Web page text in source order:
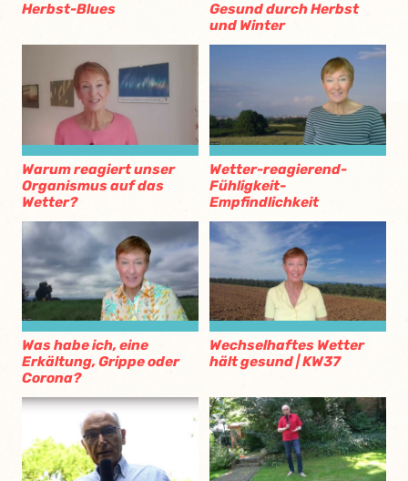
Herbst-Blues
Gesund durch Herbst
und Winter
Warum reagiert unser
Organismus auf das
Wetter?
Wetter-reagierend-
Fühligkeit-
Empfindlichkeit
Was habe ich, eine
Erkältung, Grippe oder
Corona?
Wechselhaftes Wetter
hält gesund | KW37